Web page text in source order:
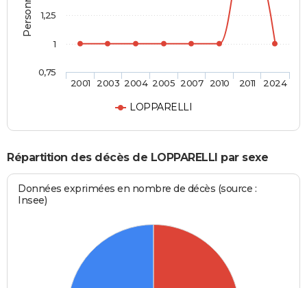
LOPPARELLI
2001 2003 2004 2005 2007 2010 2011 2024
0,75
1
1,25
Répartition des décès de LOPPARELLI par sexe
Données exprimées en nombre de décès (source :
Insee)